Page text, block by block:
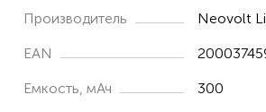
Производитель Neovolt Li
EAN
Емкость, мАч 300